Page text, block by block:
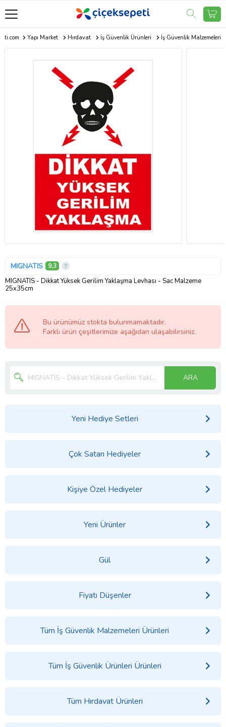
Yapı Market Hırdavat İş Güvenlik Ürünleri İş Güvenlik Malzemeleri
MIGNATIS 9,3
MIGNATIS - Dikkat Yüksek Gerilim Yaklaşma Levhası - Sac Malzeme
25x35cm
Bu ürünümüz stokta bulunmamaktadır.
Farklı ürün çeşitlerimize aşağıdan ulaşabilirsiniz.
ARA
Yeni Hediye Setleri
Çok Satan Hediyeler
Kişiye Özel Hediyeler
Yeni Ürünler
Gül
Fiyatı Düşenler
Tüm İş Güvenlik Malzemeleri Ürünleri
Tüm İş Güvenlik Ürünleri Ürünleri
Tüm Hırdavat Ürünleri